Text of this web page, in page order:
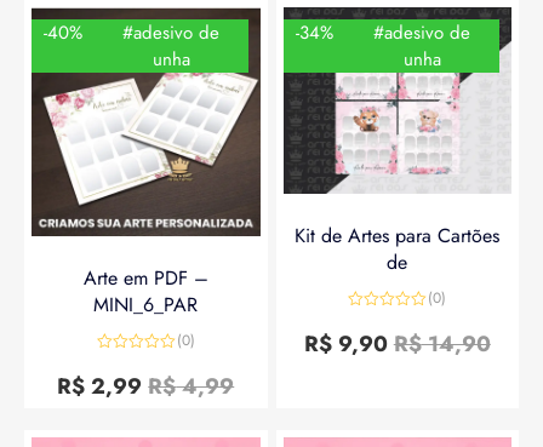
-40%
#adesivo de
unha
Arte em PDF –
MINI_6_PAR
0
de
(0)
R$4,99
R$2,99
-34%
#adesivo de
unha
Kit de Artes para Cartões
de
0
de
(0)
R$14,90
R$9,90